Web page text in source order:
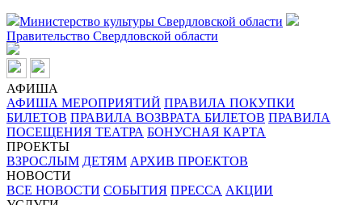
Министерство культуры Свердловской области
Правительство Свердловской области
АФИША
АФИША МЕРОПРИЯТИЙ ПРАВИЛА ПОКУПКИ
БИЛЕТОВ ПРАВИЛА ВОЗВРАТА БИЛЕТОВ ПРАВИЛА
ПОСЕЩЕНИЯ ТЕАТРА БОНУСНАЯ КАРТА
ПРОЕКТЫ
ВЗРОСЛЫМ ДЕТЯМ АРХИВ ПРОЕКТОВ
НОВОСТИ
ВСЕ НОВОСТИ СОБЫТИЯ ПРЕССА АКЦИИ